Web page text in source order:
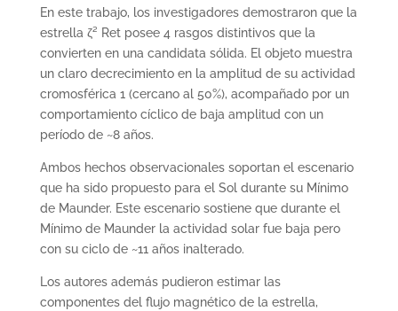
En este trabajo, los investigadores demostraron que la
estrella ζ² Ret posee 4 rasgos distintivos que la
convierten en una candidata sólida. El objeto muestra
un claro decrecimiento en la amplitud de su actividad
cromosférica 1 (cercano al 50%), acompañado por un
comportamiento cíclico de baja amplitud con un
período de ~8 años.
Ambos hechos observacionales soportan el escenario
que ha sido propuesto para el Sol durante su Mínimo
de Maunder. Este escenario sostiene que durante el
Mínimo de Maunder la actividad solar fue baja pero
con su ciclo de ~11 años inalterado.
Los autores además pudieron estimar las
componentes del flujo magnético de la estrella,